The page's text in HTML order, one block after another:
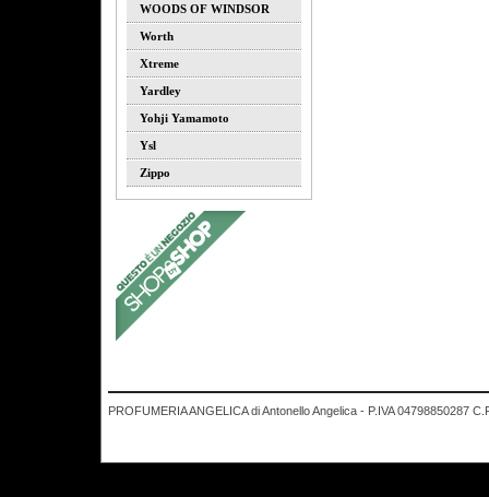
WOODS OF WINDSOR
Worth
Xtreme
Yardley
Yohji Yamamoto
Ysl
Zippo
PROFUMERIA ANGELICA di Antonello Angelica - P.IVA 04798850287